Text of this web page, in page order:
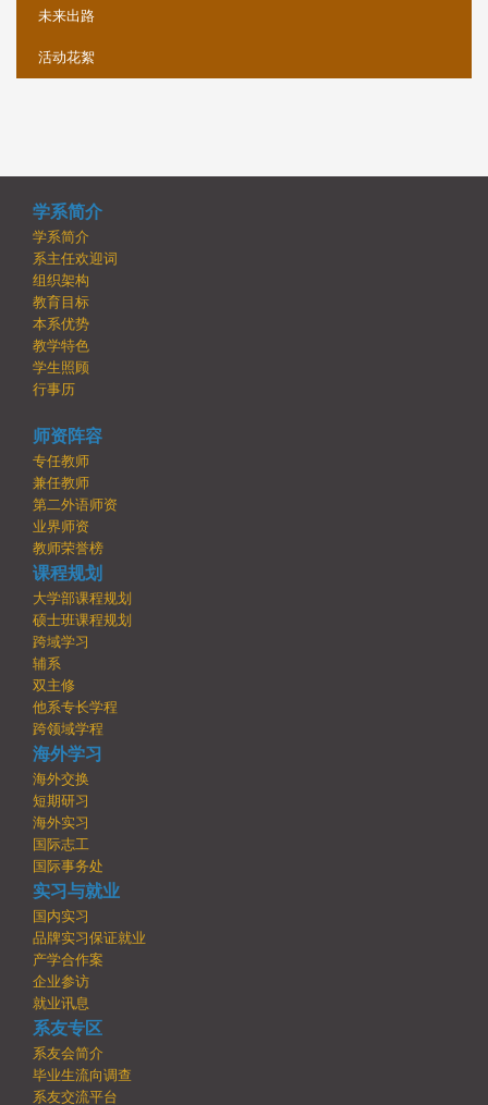
未来出路
活动花絮
学系简介
学系简介
系主任欢迎词
组织架构
教育目标
本系优势
教学特色
学生照顾
行事历
师资阵容
专任教师
兼任教师
第二外语师资
业界师资
教师荣誉榜
课程规划
大学部课程规划
硕士班课程规划
跨域学习
辅系
双主修
他系专长学程
跨领域学程
海外学习
海外交换
短期研习
海外实习
国际志工
国际事务处
实习与就业
国内实习
品牌实习保证就业
产学合作案
企业参访
就业讯息
系友专区
系友会简介
毕业生流向调查
系友交流平台